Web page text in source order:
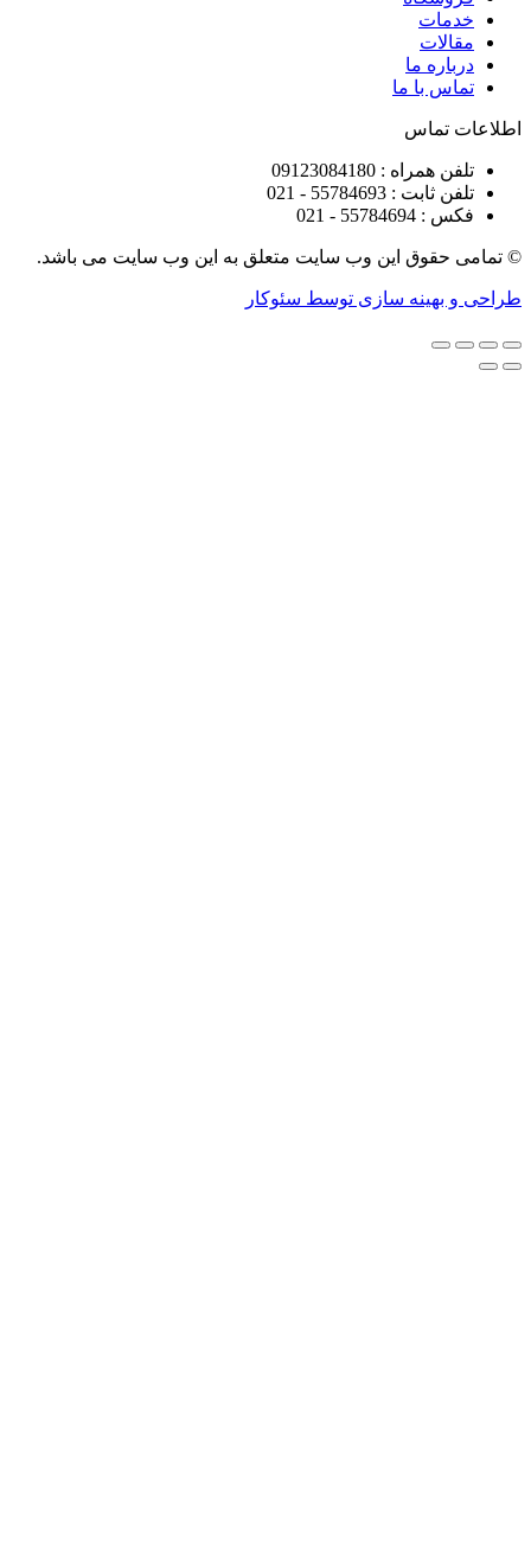
ما
با ما
: 09123084180
: 55784693 - 021
این وب سایت متعلق به این وب سایت می باشد.
سازی توسط سئوکار